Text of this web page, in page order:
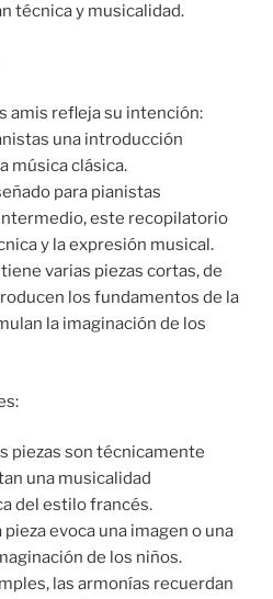
técnica y musicalidad.
amis refleja su intención:
una introducción
música clásica.
para pianistas
este recopilatorio
y la expresión musical.
varias piezas cortas, de
los fundamentos de la
la imaginación de los
piezas son técnicamente
una musicalidad
del estilo francés.
evoca una imagen o una
de los niños.
las armonías recuerdan